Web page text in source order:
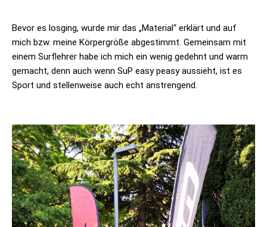
Bevor es losging, wurde mir das „Material“ erklärt und auf
mich bzw. meine Körpergröße abgestimmt. Gemeinsam mit
einem Surflehrer habe ich mich ein wenig gedehnt und warm
gemacht, denn auch wenn SuP easy peasy aussieht, ist es
Sport und stellenweise auch echt anstrengend.